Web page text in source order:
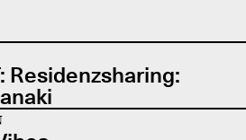
Residenzsharing: